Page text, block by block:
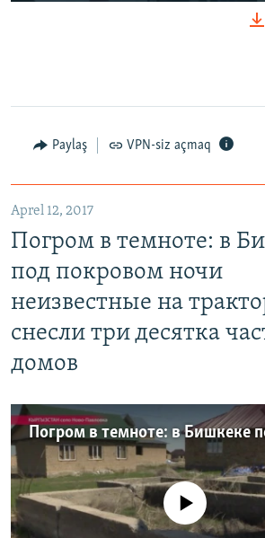
Paylaş VPN-siz açmaq
Aprel 12, 2017
Погром в темноте: в
под покровом ночи
неизвестные на
снесли три десятка
домов
No media source currently